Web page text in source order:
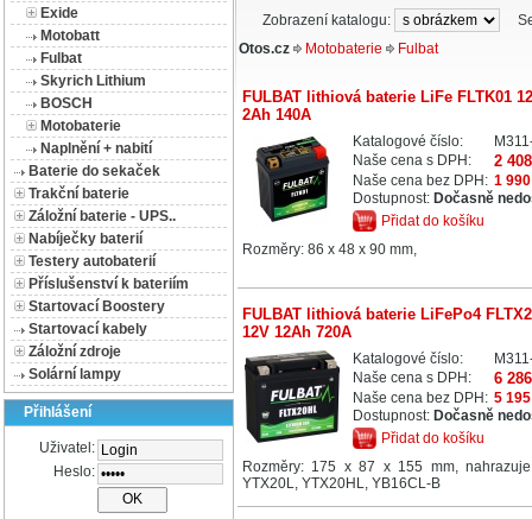
Exide
Motobatt
Fulbat
Skyrich Lithium
BOSCH
Motobaterie
Naplnění + nabití
Baterie do sekaček
Trakční baterie
Záložní baterie - UPS..
Nabíječky baterií
Testery autobaterií
Příslušenství k bateriím
Startovací Boostery
Startovací kabely
Záložní zdroje
Solární lampy
Přihlášení
Uživatel:
Heslo:
Zobrazení katalogu:
Otos.cz
Motobaterie Fulbat
FULBAT lithiová baterie LiFe FLTK01
2Ah 140A
Katalogové číslo:
Naše cena s DPH:
2
Naše cena bez DPH: 1
Dostupnost:Dočasně
Přidat do košíku
Rozměry: 86 x 48 x 90 mm,
FULBAT lithiová baterie LiFePo4
12V 12Ah 720A
Katalogové číslo:
Naše cena s DPH:
6
Naše cena bez DPH: 5
Dostupnost: Dočasně
Přidat do košíku
Rozměry: 175 x 87 x 155 mm,
YTX20L, YTX20HL, YB16CL-B